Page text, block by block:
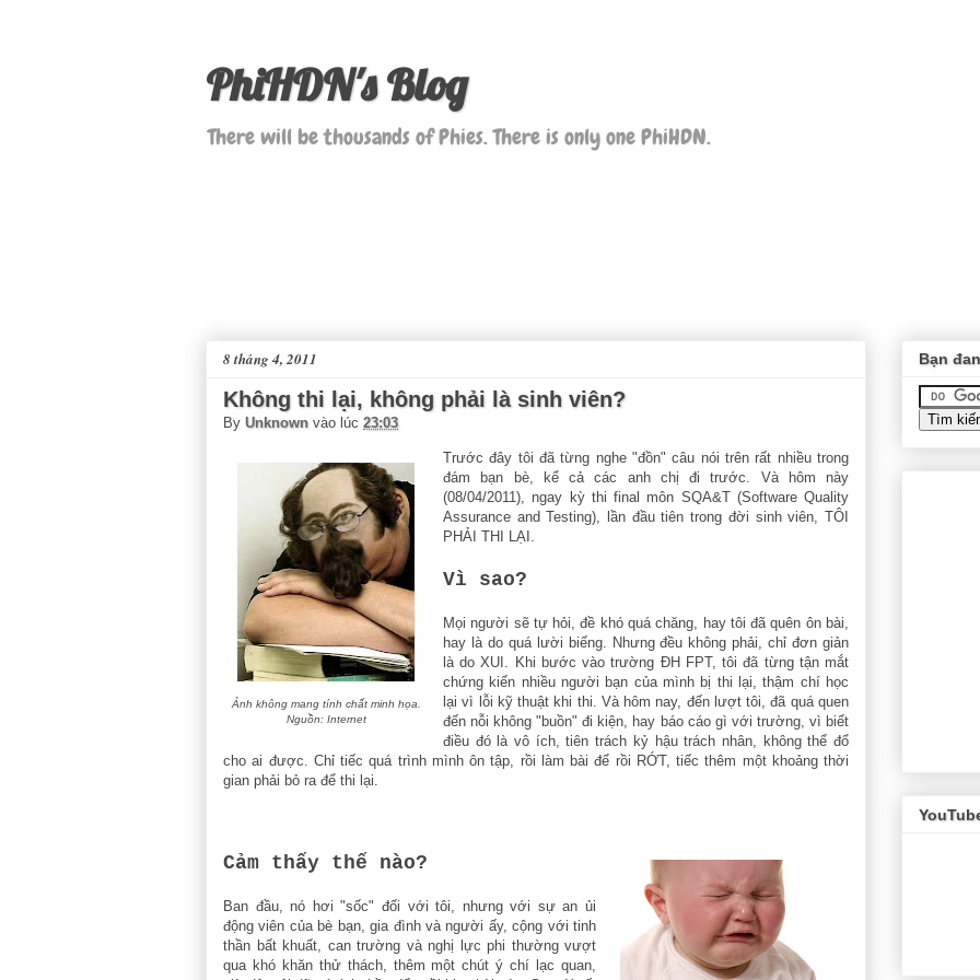
PhiHDN's Blog
There will be thousands of Phies. There is only one PhiHDN.
8 tháng 4, 2011
Không thi lại, không phải là sinh viên?
By Unknown vào lúc 23:03
Ảnh không mang tính chất minh họa.
Nguồn: Internet
Trước đây tôi đã từng nghe "đồn" câu nói trên rất nhiều trong
đám bạn bè, kể cả các anh chị đi trước. Và hôm này
(08/04/2011), ngay kỳ thi final môn SQA&T (Software Quality
Assurance and Testing), lần đầu tiên trong đời sinh viên, TÔI
PHẢI THI LẠI.
Vì sao?
Mọi người sẽ tự hỏi, đề khó quá chăng, hay tôi đã quên ôn bài,
hay là do quá lười biếng. Nhưng đều không phải, chỉ đơn giản
là do XUI. Khi bước vào trường ĐH FPT, tôi đã từng tận mắt
chứng kiến nhiều người bạn của mình bị thi lại, thậm chí học
lại vì lỗi kỹ thuật khi thi. Và hôm nay, đến lượt tôi, đã quá quen
đến nỗi không "buồn" đi kiện, hay báo cáo gì với trường, vì biết
điều đó là vô ích, tiên trách kỷ hậu trách nhân, không thể đổ
cho ai được. Chỉ tiếc quá trình mình ôn tập, rồi làm bài để rồi RỚT, tiếc thêm một khoảng thời
gian phải bỏ ra để thi lại.
Cảm thấy thế nào?
Ban đầu, nó hơi "sốc" đối với tôi, nhưng với sự an ủi
động viên của bè bạn, gia đình và người ấy, cộng với tinh
thần bất khuất, can trường và nghị lực phi thường vượt
qua khó khăn thử thách, thêm một chút ý chí lạc quan,
Bạn